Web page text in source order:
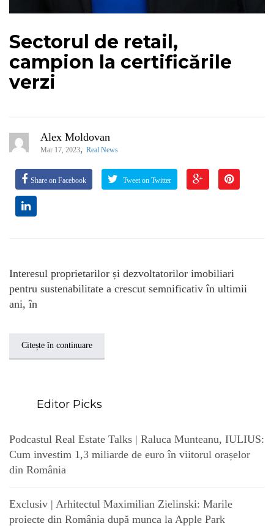
Sectorul de retail,
campion la certificările
verzi
Alex Moldovan
Mar 17, 2023, Real News
Share on Facebook Tweet on Twitter
Interesul proprietarilor și dezvoltatorilor imobiliari
pentru sustenabilitate a crescut semnificativ în ultimii
ani, în
Citește în continuare
Editor Picks
Podcastul Real Estate Talks | Raluca Munteanu, IULIUS:
Cum investim 1,3 miliarde de euro în viitorul orașelor
din România
Exclusiv | Arhitectul Maximilian Zielinski: Marile
proiecte din România după munca la Apple Park